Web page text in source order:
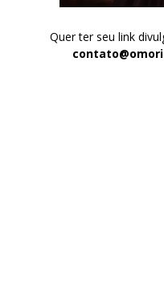
Quer ter seu link